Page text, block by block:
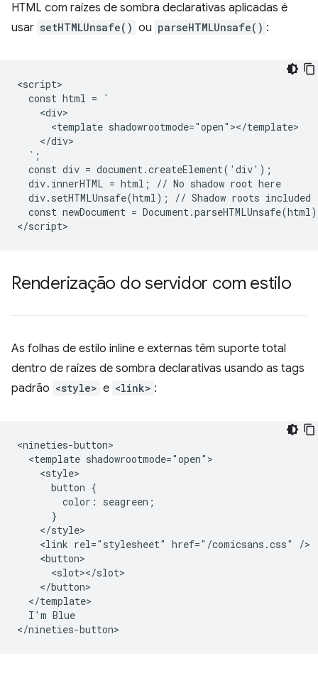
HTML com raízes de sombra declarativas aplicadas é
usar setHTMLUnsafe() ou parseHTMLUnsafe() :
<script>
  const html = `
    <div>
      <template shadowrootmode="open"></template>
    </div>
  `;
  const div = document.createElement('div');
  div.innerHTML = html; // No shadow root here
  div.setHTMLUnsafe(html); // Shadow roots included
const newDocument =
Renderização do servidor com estilo
As folhas de estilo inline e externas têm suporte total
dentro de raízes de sombra declarativas usando as tags
padrão <style> e <link> :
<nineties-button>
  <template shadowrootmode="open">
    <style>
      button {
        color: seagreen;
      }
    </style>
    <link rel="stylesheet" href="/comicsans.css" />
    <button>
      <slot></slot>
    </button>
  </template>
  I'm Blue